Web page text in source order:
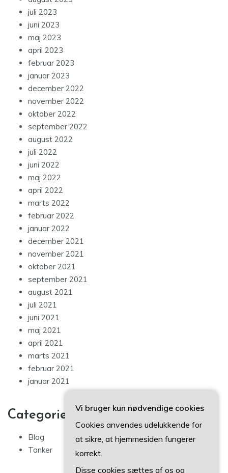
juli 2023
juni 2023
maj 2023
april 2023
februar 2023
januar 2023
december 2022
november 2022
oktober 2022
september 2022
august 2022
juli 2022
juni 2022
maj 2022
april 2022
marts 2022
februar 2022
januar 2022
december 2021
november 2021
oktober 2021
september 2021
august 2021
juli 2021
juni 2021
maj 2021
april 2021
marts 2021
februar 2021
januar 2021
Categories
Blog
Tanker
Vi bruger kun nødvendige cookies
Cookies anvendes udelukkende for
at sikre, at hjemmesiden fungerer
korrekt.
Disse cookies sættes af os og